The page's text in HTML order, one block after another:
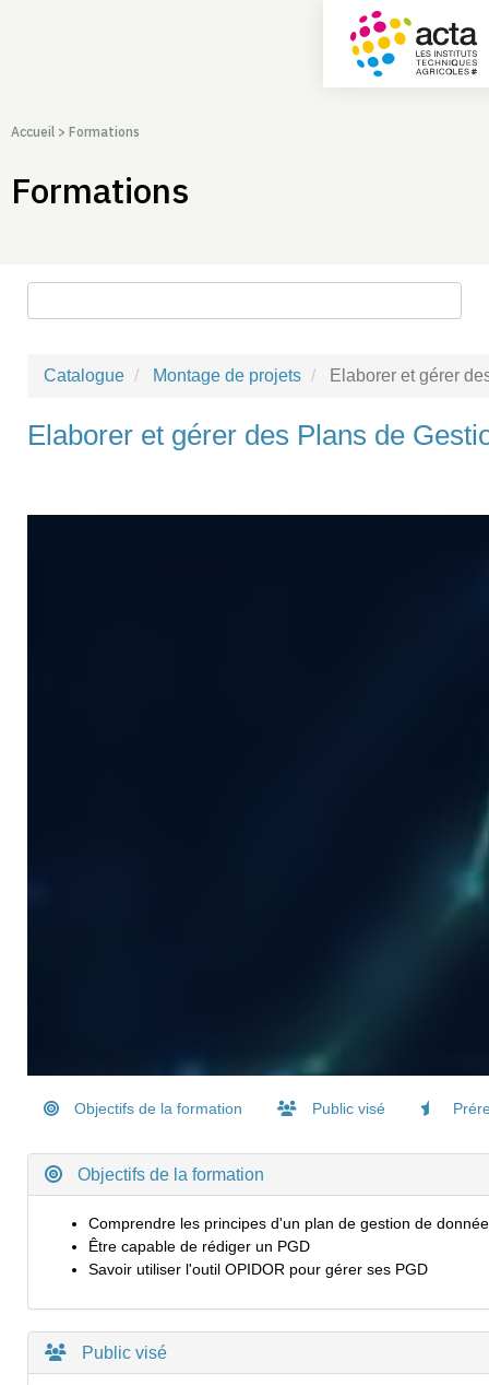
Accueil > Formations
Formations
Catalogue Montage de projets Elaborer et gérer
Elaborer et gérer des Plans de
Objectifs de la formation Public visé
Objectifs de la formation
Comprendre les principes d'un plan de gestion de
Être capable de rédiger un PGD
Savoir utiliser l'outil OPIDOR pour gérer ses PGD
Public visé